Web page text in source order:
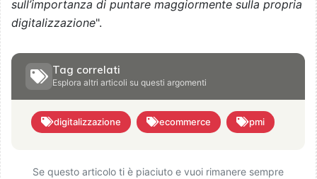
sull’importanza di puntare maggiormente sulla propria
digitalizzazione".
Tag correlati
Esplora altri articoli su questi argomenti
digitalizzazione ecommerce pmi
Se questo articolo ti è piaciuto e vuoi rimanere sempre